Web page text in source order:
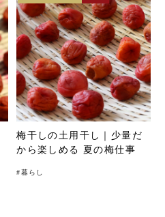
梅干しの土用干し｜少量だ
から楽しめる 夏の梅仕事
#暮らし